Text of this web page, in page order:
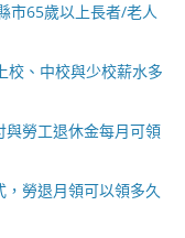
市65歲以上長者/老人
校、中校與少校薪水多
勞工退休金每月可領
勞退月領可以領多久